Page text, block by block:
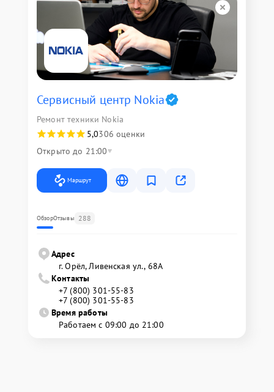
Сервисный центр Nokia
Ремонт техники Nokia
5,0306 оценки
Открыто до 21:00
Маршрут
ОбзорОтзывы 288
Адрес
г. Орёл, Ливенская ул., 68А
Контакты
+7 (800) 301-55-83
+7 (800) 301-55-83
Время работы
Работаем с 09:00 до 21:00